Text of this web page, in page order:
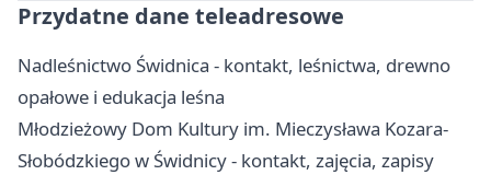
Przydatne dane teleadresowe
Nadleśnictwo Świdnica - kontakt, leśnictwa, drewno
opałowe i edukacja leśna
Młodzieżowy Dom Kultury im. Mieczysława Kozara-
Słobódzkiego w Świdnicy - kontakt, zajęcia, zapisy